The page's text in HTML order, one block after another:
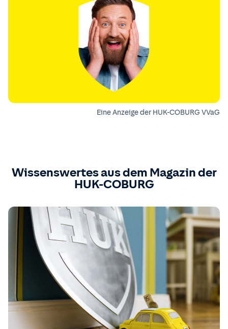
Eine Anzeige der HUK-COBURG VVaG
Wissenswertes aus dem Magazin der
HUK-COBURG